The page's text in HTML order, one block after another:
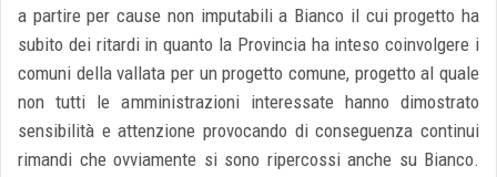
a partire per cause non imputabili a Bianco il cui progetto ha
subito dei ritardi in quanto la Provincia ha inteso coinvolgere i
comuni della vallata per un progetto comune, progetto al quale
non tutti le amministrazioni interessate hanno dimostrato
sensibilità e attenzione provocando di conseguenza continui
rimandi che ovviamente si sono ripercossi anche su Bianco.